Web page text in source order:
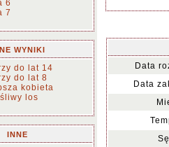
6
7
WYNIKI
do lat 14
do lat 8
kobieta
los
INNE
Data
Data